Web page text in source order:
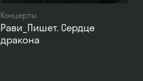
Концерты
Рави_Пишет. Сердце
дракона